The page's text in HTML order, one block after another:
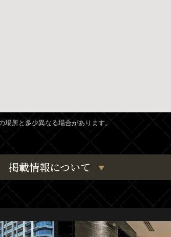
場所と多少異なる場合があります。
掲載情報について